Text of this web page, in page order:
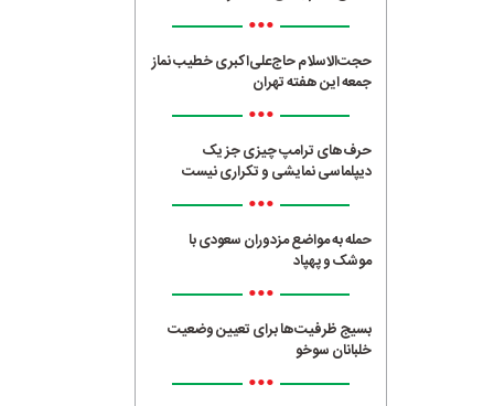
•••
حجت‌الاسلام حاج‌علی‌اکبری خطیب نماز
جمعه این هفته تهران
•••
حرف‌های ترامپ چیزی جز یک
دیپلماسی نمایشی و تکراری نیست
•••
حمله به مواضع مزدوران سعودی با
موشک و پهپاد
•••
بسیج ظرفیت‌ها برای تعیین وضعیت
خلبانان سوخو
•••